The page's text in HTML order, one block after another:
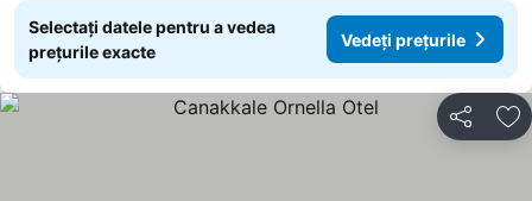
Selectați datele pentru a vedea
prețurile exacte
Vedeți prețurile
Distribuiți